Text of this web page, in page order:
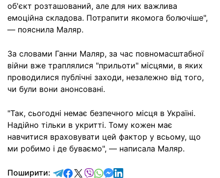
об'єкт розташований, але для них важлива
емоційна складова. Потрапити якомога болючіше",
— пояснила Маляр.
За словами Ганни Маляр, за час повномасштабної
війни вже траплялися "прильоти" місцями, в яких
проводилися публічні заходи, незалежно від того,
чи були вони анонсовані.
"Так, сьогодні немає безпечного місця в Україні.
Надійно тільки в укритті. Тому кожен має
навчитися враховувати цей фактор у всьому, що
ми робимо і де буваємо", — написала Маляр.
Поширити: відправити у Telegram
поділитись у Facebook
поділитись у X
відправити у Viber
відправити у Whatsapp
відправити у Messenger
відправити у LinkedIn